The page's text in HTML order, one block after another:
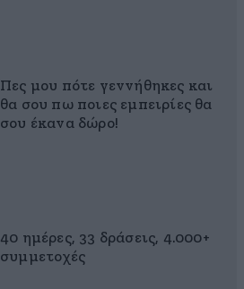
Πες μου πότε γεννήθηκες και
θα σου πω ποιες εμπειρίες θα
σου έκανα δώρο!
40 ημέρες, 33 δράσεις, 4.000+
συμμετοχές